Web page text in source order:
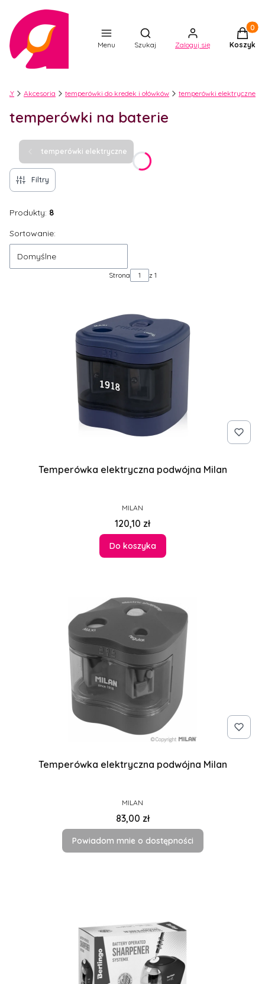
Menu
Otwórz wyszukiwarkę
Szukaj Zaloguj się Koszyk
Akcesoria temperówki do kredek i ołówków temperówki elektryczne
temperówki na baterie
temperówki elektryczne
Filtry
Produkty: 8
Lista produktów
Sortowanie:
Domyślne
Strona z 1
Temperówka elektryczna podwójna Milan
PRODUCENT
MILAN
Cena
120,10 zł
Do koszyka
Temperówka elektryczna podwójna Milan
PRODUCENT
MILAN
Cena
83,00 zł
Powiadom mnie o dostępności